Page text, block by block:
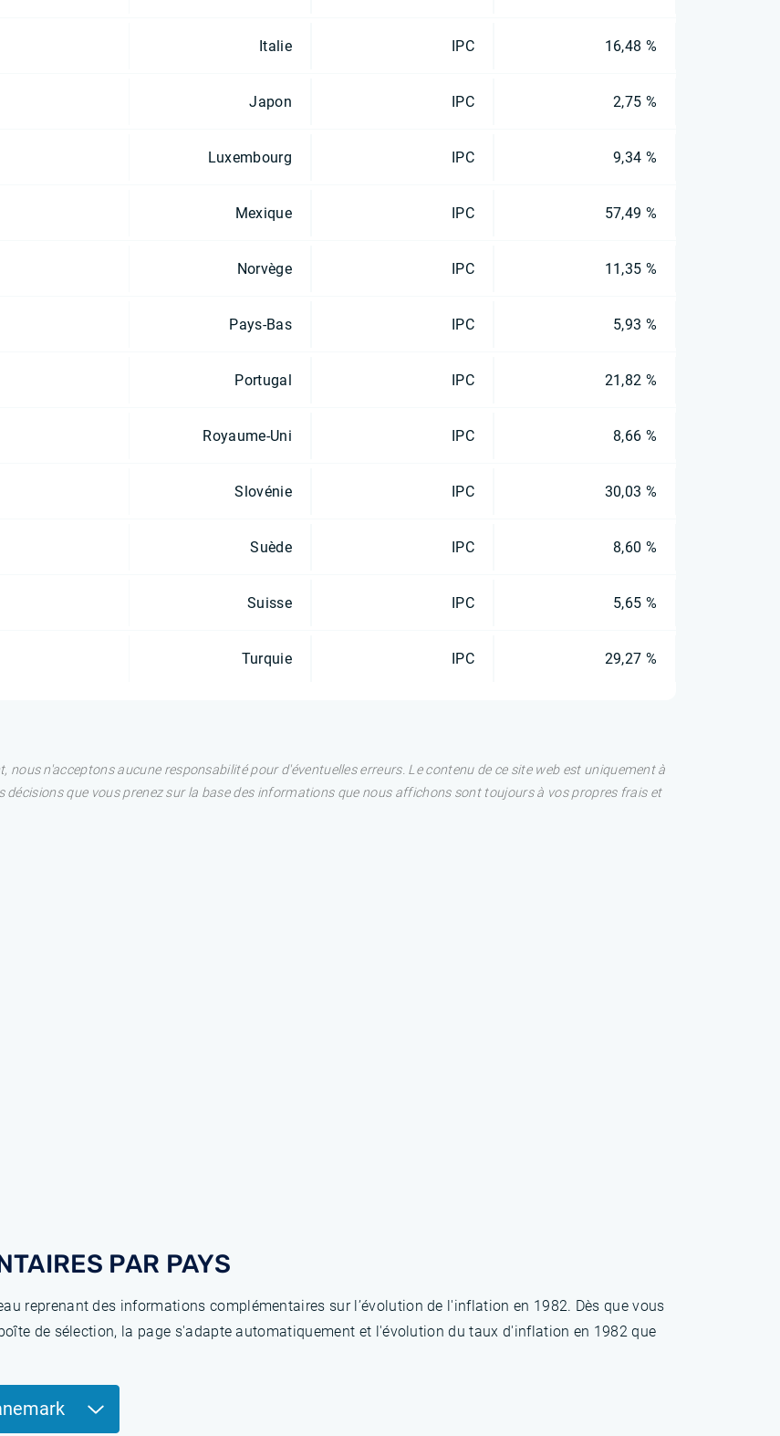
Italie IPC 16,48 %
Japon IPC 2,75 %
Luxembourg IPC 9,34 %
Mexique IPC 57,49 %
Norvège IPC 11,35 %
Pays-Bas IPC 5,93 %
Portugal IPC 21,82 %
Royaume-Uni IPC 8,66 %
Slovénie IPC 30,03 %
Suède IPC 8,60 %
Suisse IPC 5,65 %
Turquie IPC 29,27 %
nous n'acceptons aucune responsabilité pour d'éventuelles erreurs. Le contenu de ce site web est uniquement à
que vous prenez sur la base des informations que nous affichons sont toujours à vos propres frais et
PAR PAYS
reprenant des informations complémentaires sur l’évolution de l'inflation en 1982. Dès que vous
de sélection, la page s'adapte automatiquement et l'évolution du taux d'inflation en 1982 que